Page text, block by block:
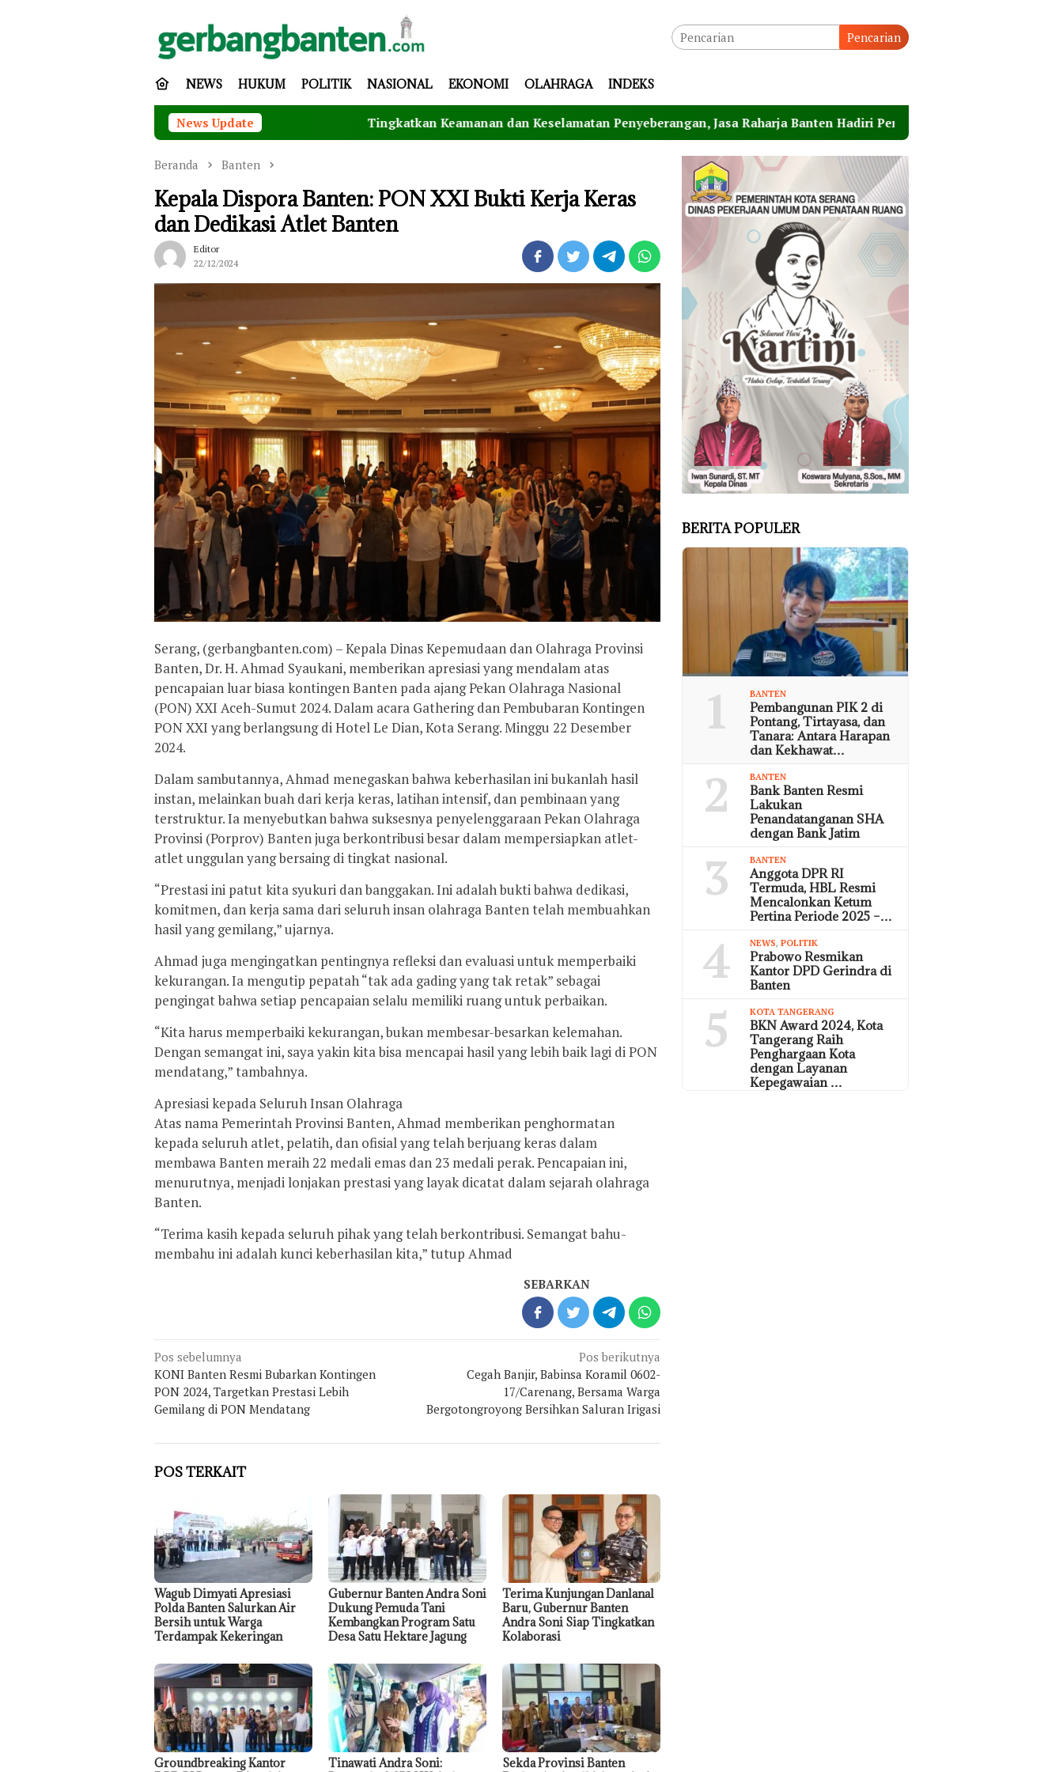
Pencarian
NEWS HUKUM POLITIK NASIONAL EKONOMI OLAHRAGA INDEKS
News Update Tingkatkan Keamanan dan Keselamatan Penyeberangan, Jasa Raharja Banten Hadiri Peresmian Sterilisasi Pelabuhan Merak
Beranda Banten
Kepala Dispora Banten: PON XXI Bukti Kerja Keras
dan Dedikasi Atlet Banten
Editor
22/12/2024
Serang, (gerbangbanten.com) – Kepala Dinas Kepemudaan dan Olahraga Provinsi
Banten, Dr. H. Ahmad Syaukani, memberikan apresiasi yang mendalam atas
pencapaian luar biasa kontingen Banten pada ajang Pekan Olahraga Nasional
(PON) XXI Aceh-Sumut 2024. Dalam acara Gathering dan Pembubaran Kontingen
PON XXI yang berlangsung di Hotel Le Dian, Kota Serang. Minggu 22 Desember
2024.
Dalam sambutannya, Ahmad menegaskan bahwa keberhasilan ini bukanlah hasil
instan, melainkan buah dari kerja keras, latihan intensif, dan pembinaan yang
terstruktur. Ia menyebutkan bahwa suksesnya penyelenggaraan Pekan Olahraga
Provinsi (Porprov) Banten juga berkontribusi besar dalam mempersiapkan atlet-
atlet unggulan yang bersaing di tingkat nasional.
“Prestasi ini patut kita syukuri dan banggakan. Ini adalah bukti bahwa dedikasi,
komitmen, dan kerja sama dari seluruh insan olahraga Banten telah membuahkan
hasil yang gemilang,” ujarnya.
Ahmad juga mengingatkan pentingnya refleksi dan evaluasi untuk memperbaiki
kekurangan. Ia mengutip pepatah “tak ada gading yang tak retak” sebagai
pengingat bahwa setiap pencapaian selalu memiliki ruang untuk perbaikan.
“Kita harus memperbaiki kekurangan, bukan membesar-besarkan kelemahan.
Dengan semangat ini, saya yakin kita bisa mencapai hasil yang lebih baik lagi di PON
mendatang,” tambahnya.
Apresiasi kepada Seluruh Insan Olahraga
Atas nama Pemerintah Provinsi Banten, Ahmad memberikan penghormatan
kepada seluruh atlet, pelatih, dan ofisial yang telah berjuang keras dalam
membawa Banten meraih 22 medali emas dan 23 medali perak. Pencapaian ini,
menurutnya, menjadi lonjakan prestasi yang layak dicatat dalam sejarah olahraga
Banten.
“Terima kasih kepada seluruh pihak yang telah berkontribusi. Semangat bahu-
membahu ini adalah kunci keberhasilan kita,” tutup Ahmad
SEBARKAN
Navigasi
pos
Pos sebelumnya
KONI Banten Resmi Bubarkan Kontingen
PON 2024, Targetkan Prestasi Lebih
Gemilang di PON Mendatang
Pos berikutnya
Cegah Banjir, Babinsa Koramil 0602-
17/Carenang, Bersama Warga
Bergotongroyong Bersihkan Saluran Irigasi
POS TERKAIT
Wagub Dimyati Apresiasi
Polda Banten Salurkan Air
Bersih untuk Warga
Terdampak Kekeringan
Gubernur Banten Andra Soni
Dukung Pemuda Tani
Kembangkan Program Satu
Desa Satu Hektare Jagung
Terima Kunjungan Danlanal
Baru, Gubernur Banten
Andra Soni Siap Tingkatkan
Kolaborasi
Groundbreaking Kantor
Tinawati Andra Soni:
Sekda Provinsi Banten
BERITA POPULER
1 BANTEN
Pembangunan PIK 2 di
Pontang, Tirtayasa, dan
Tanara: Antara Harapan
dan Kekhawat…
2 BANTEN
Bank Banten Resmi
Lakukan
Penandatanganan SHA
dengan Bank Jatim
3 BANTEN
Anggota DPR RI
Termuda, HBL Resmi
Mencalonkan Ketum
Pertina Periode 2025 –…
4 NEWS,POLITIK
Prabowo Resmikan
Kantor DPD Gerindra di
Banten
5 KOTA TANGERANG
BKN Award 2024, Kota
Tangerang Raih
Penghargaan Kota
dengan Layanan
Kepegawaian …